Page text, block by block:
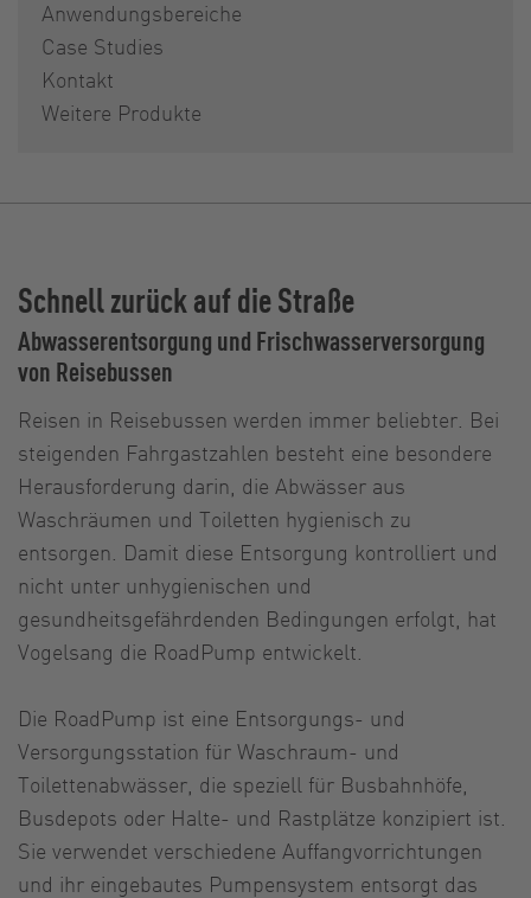
Anwendungsbereiche
Case Studies
Kontakt
Weitere Produkte
Schnell zurück auf die Straße
Abwasserentsorgung und Frischwasserversorgung
von Reisebussen
Reisen in Reisebussen werden immer beliebter. Bei
steigenden Fahrgastzahlen besteht eine besondere
Herausforderung darin, die Abwässer aus
Waschräumen und Toiletten hygienisch zu
entsorgen. Damit diese Entsorgung kontrolliert und
nicht unter unhygienischen und
gesundheitsgefährdenden Bedingungen erfolgt, hat
Vogelsang die RoadPump entwickelt.
Die RoadPump ist eine Entsorgungs- und
Versorgungsstation für Waschraum- und
Toilettenabwässer, die speziell für Busbahnhöfe,
Busdepots oder Halte- und Rastplätze konzipiert ist.
Sie verwendet verschiedene Auffangvorrichtungen
und ihr eingebautes Pumpensystem entsorgt das